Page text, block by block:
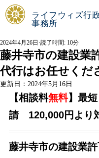
ライフウィズ行
事務所
藤井寺市の建設業
代行はお任せくだ
2024年4月26日 読了時間: 10分
更新日： 2024年5月16日
【相談料無料】最
請　120,000円より
藤井寺市の建設業許